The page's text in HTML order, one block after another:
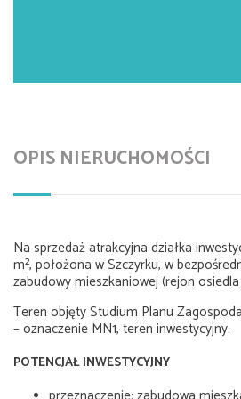
OPIS NIERUCHOMOŚCI
Na sprzedaż atrakcyjna działka
m², położona w Szczyrku, w
zabudowy mieszkaniowej (rejon
Teren objęty Studium Planu
– oznaczenie MN1, teren inwestycyjny.
POTENCJAŁ INWESTYCYJNY